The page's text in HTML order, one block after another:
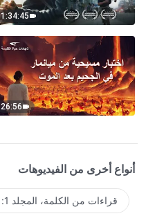
1:34:45
26:56
أنواع أخرى من الفيديوهات
قراءات من الكلمة، المجلد 1: ظهور الله وعمله